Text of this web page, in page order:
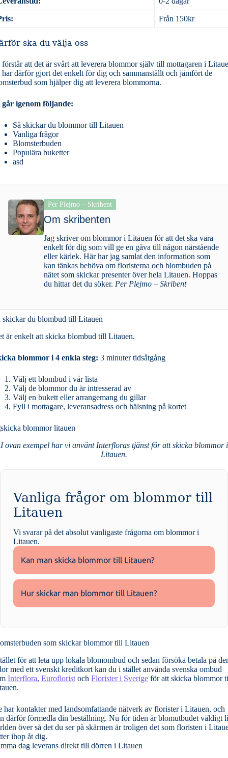
Från 150kr
ska du välja oss
att det är svårt att leverera blommor själv till mottagaren i
därför gjort det enkelt för dig och sammanställt och jämfört de
som hjälper dig att leverera blommorna.
går igenom följande:
Så skickar du blommor till Litauen
Vanliga frågor
Blomsterbuden
Populära buketter
asd
Per Plejmo – Skribent
Om skribenten
Jag skriver om blommor i Litauen för att det ska vara
enkelt för dig som vill ge en gåva till någon närstående
eller kärlek. Här har jag samlat den information som
kan tänkas behöva om floristerna och blombuden på
nätet som skickar presenter över hela Litauen. Hoppas
du hittar det du söker. Per Plejmo – Skribent
skickar du blombud till Litauen
är enkelt att skicka blombud till Litauen.
blommor i 4 enkla steg: 3 minuter tidsåtgång
Välj ett blombud i vår lista
Välj de blommor du är intresserad av
Välj en bukett eller arrangemang du gillar
Fyll i mottagare, leveransadress och hälsning på kortet
I ovan exempel har vi använt Interfloras tjänst för att skicka blommor i
Litauen.
Vanliga frågor om blommor till
Litauen
Vi svarar på det absolut vanligaste frågorna om blommor i
Litauen.
Kan man skicka blommor till Litauen?
Hur skickar man blommor till Litauen?
som skickar blommor till Litauen
för att leta upp lokala blomombud och sedan försöka betala på
med ett svenskt kreditkort kan du i stället använda svenska ombud
Interflora, Euroflorist och Florister i Sverige för att skicka blommor
har kontakter med landsomfattande nätverk av florister i Litauen, och
därför förmedla din beställning. Nu för tiden är blomutbudet väldigt
över så det du ser på skärmen är troligen det som floristen i
ihop åt dig.
dag leverans direkt till dörren i Litauen